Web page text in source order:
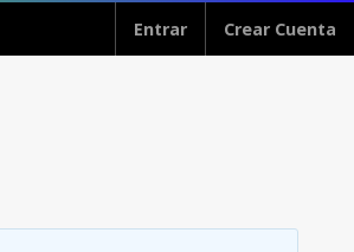
Entrar Crear Cuenta